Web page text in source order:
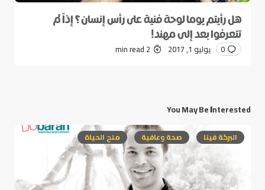
هل رأيتم يوما لوحة فنية على رأس إنسان؟ إذاً لم
تتعرفوا بعد إلى مهند!
0 يوليو 1, 2017 2 min read
You May Be Interested
البركة فينا صحة وعافية ملح الحياة